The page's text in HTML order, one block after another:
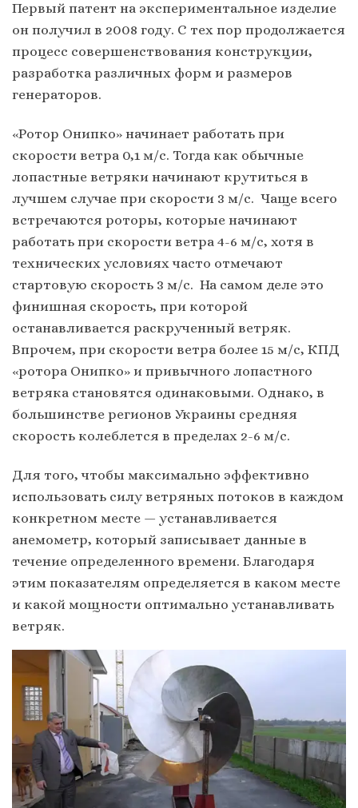
Первый патент на экспериментальное изделие
он получил в 2008 году. С тех пор продолжается
процесс совершенствования конструкции,
разработка различных форм и размеров
генераторов.
«Ротор Онипко» начинает работать при
скорости ветра 0,1 м/с. Тогда как обычные
лопастные ветряки начинают крутиться в
лучшем случае при скорости 3 м/с. Чаще всего
встречаются роторы, которые начинают
работать при скорости ветра 4-6 м/с, хотя в
технических условиях часто отмечают
стартовую скорость 3 м/с. На самом деле это
финишная скорость, при которой
останавливается раскрученный ветряк.
Впрочем, при скорости ветра более 15 м/с, КПД
«ротора Онипко» и привычного лопастного
ветряка становятся одинаковыми. Однако, в
большинстве регионов Украины средняя
скорость колеблется в пределах 2-6 ​​м/с.
Для того, чтобы максимально эффективно
использовать силу ветряных потоков в каждом
конкретном месте — устанавливается
анемометр, который записывает данные в
течение определенного времени. Благодаря
этим показателям определяется в каком месте
и какой мощности оптимально устанавливать
ветряк.